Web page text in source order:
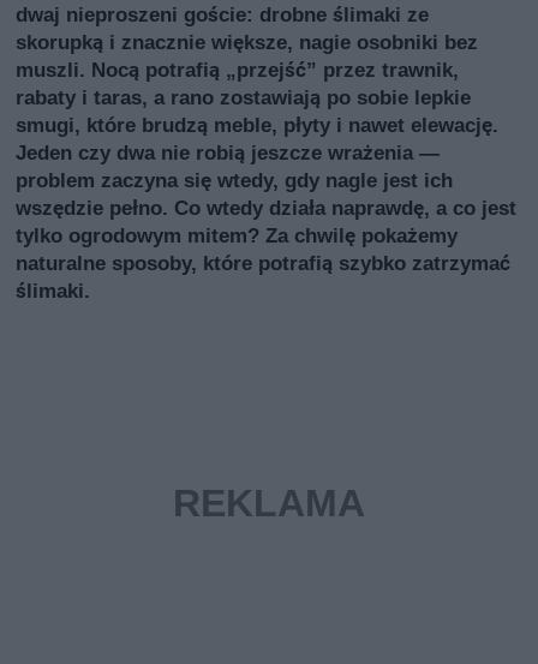
dwaj nieproszeni goście: drobne ślimaki ze
skorupką i znacznie większe, nagie osobniki bez
muszli. Nocą potrafią „przejść” przez trawnik,
rabaty i taras, a rano zostawiają po sobie lepkie
smugi, które brudzą meble, płyty i nawet elewację.
Jeden czy dwa nie robią jeszcze wrażenia —
problem zaczyna się wtedy, gdy nagle jest ich
wszędzie pełno. Co wtedy działa naprawdę, a co jest
tylko ogrodowym mitem? Za chwilę pokażemy
naturalne sposoby, które potrafią szybko zatrzymać
ślimaki.